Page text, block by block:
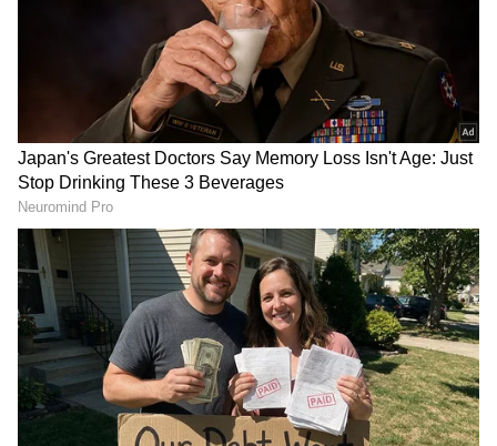
செல்கிறது. படத்தின் சக்திவாய்ந்த கதை
மற்றும் உணர்ச்சிகரமான தருணங்களை
மீண்டும் நினைவூட்டுகிறது.நட்பு, தைரியம்,
ஒற்றுமை, காதல், மற்றும் வெற்றிக்கான
போராட்டம் என 'லகான்' படத்தை ஒரு
கலாச்சார நிகழ்வாக மாற்றிய
அனைத்தையும் இந்த டிரெய்லர்
காட்டுகிறது. படத்தின் பின்னணி இசை
மற்றும் பாடல்களின் காட்சிகள், 2001-ல்
தியேட்டரில் பார்த்தவர்களுக்கும், அதைப்
பார்க்கத் தவறிய இளம் தலைமுறைக்கும்
ஒரு புதுவித அனுபவத்தை அளிக்கும்.